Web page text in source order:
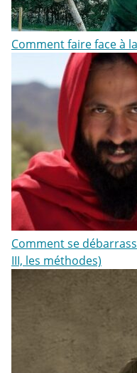
Comment faire face à
Comment se
III, les méthodes)